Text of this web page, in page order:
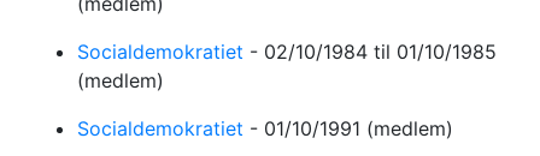
Socialdemokratiet - 02/10/1984 til 01/10/1985
(medlem)
Socialdemokratiet - 01/10/1991 (medlem)